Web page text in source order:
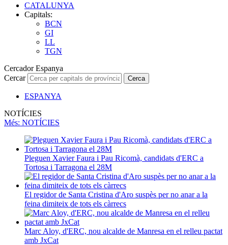
CATALUNYA
Capitals:
BCN
GI
LL
TGN
Cercador Espanya
Cercar
Cerca
ESPANYA
NOTÍCIES
Més: NOTÍCIES
Pleguen Xavier Faura i Pau Ricomà, candidats d'ERC a
Tortosa i Tarragona el 28M
El regidor de Santa Cristina d'Aro suspès per no anar a la
feina dimiteix de tots els càrrecs
Marc Aloy, d'ERC, nou alcalde de Manresa en el relleu pactat
amb JxCat